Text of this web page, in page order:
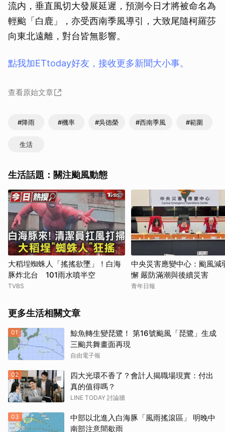
流内，垂直風切大發展延遲，預測今日才將被命名為
輕颱「白鹿」，亦受西南季風導引，大致尾隨柯羅莎
向東北遠離，對台皆無影響。
點我加ETtoday好友，接收更多新聞大小事。
查看原始文章
#降雨 #機率 #吳德榮 #西南季風 #範圍
生活
生活話題：關注颱風動態
大稻埕蜘蛛人「搖搖欲墜」！白海
豚炸北台 101雨水噴半空
TVBS
中央災害應變中心：颱風減
懈 嚴防滿潮與後續災害
青年日報
更多生活相關文章
01
鯨魚轉生變琵鷺！ 第16號颱風「琵鷺」生成
三颱共舞畫面再現
自由電子報
02
四大光環不香了？會計人揭職場現實：付出
真的值得嗎？
LINE TODAY 討論牆
03
中部以北進入白海豚「風雨搖滾區」 明晚中
南部注意間歇雨